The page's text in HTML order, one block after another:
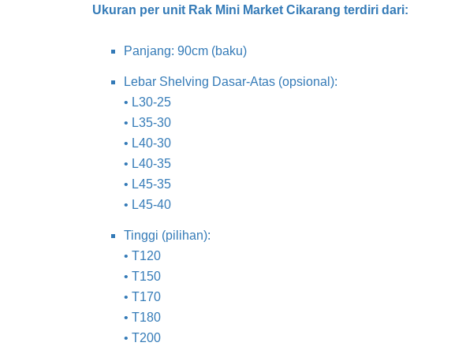
Ukuran per unit Rak Mini Market Cikarang terdiri dari:
Panjang: 90cm (baku)
Lebar Shelving Dasar-Atas (opsional):
• L30-25
• L35-30
• L40-30
• L40-35
• L45-35
• L45-40
Tinggi (pilihan):
• T120
• T150
• T170
• T180
• T200